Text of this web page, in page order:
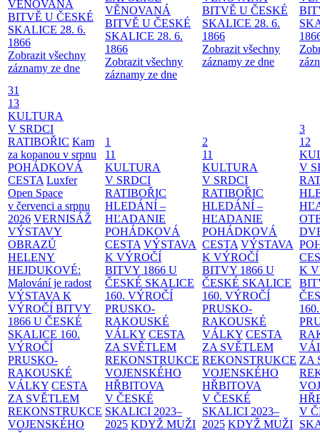
VĚNOVANÁ
BITVĚ U ČESKÉ
SKALICE 28. 6.
1866
Zobrazit všechny
záznamy ze dne
VĚNOVANÁ
BITVĚ U ČESKÉ
SKALICE 28. 6.
1866
Zobrazit všechny
záznamy ze dne
BITVĚ U ČESKÉ
SKALICE 28. 6.
1866
Zobrazit všechny
záznamy ze dne
31
13
KULTURA
V SRDCI
RATIBOŘIC Kam
za kopanou v srpnu
POHÁDKOVÁ
CESTA Luxfer
Open Space
v červenci a srpnu
2026 VERNISÁŽ
VÝSTAVY
OBRAZŮ
HELENY
HEJDUKOVÉ:
Malování je radost
VÝSTAVA K
VÝROČÍ BITVY
1866 U ČESKÉ
SKALICE 160.
VÝROČÍ
PRUSKO-
RAKOUSKÉ
VÁLKY CESTA
ZA SVĚTLEM
REKONSTRUKCE
VOJENSKÉHO
1
11
KULTURA
V SRDCI
RATIBOŘIC
HLEDÁNÍ –
HĽADANIE
POHÁDKOVÁ
CESTA VÝSTAVA
K VÝROČÍ
BITVY 1866 U
ČESKÉ SKALICE
160. VÝROČÍ
PRUSKO-
RAKOUSKÉ
VÁLKY CESTA
ZA SVĚTLEM
REKONSTRUKCE
VOJENSKÉHO
HŘBITOVA
V ČESKÉ
SKALICI 2023–
2025 KDYŽ MUŽI
2
11
KULTURA
V SRDCI
RATIBOŘIC
HLEDÁNÍ –
HĽADANIE
POHÁDKOVÁ
CESTA VÝSTAVA
K VÝROČÍ
BITVY 1866 U
ČESKÉ SKALICE
160. VÝROČÍ
PRUSKO-
RAKOUSKÉ
VÁLKY CESTA
ZA SVĚTLEM
REKONSTRUKCE
VOJENSKÉHO
HŘBITOVA
V ČESKÉ
SKALICI 2023–
2025 KDYŽ MUŽI
3
12
V
K
ZA
V